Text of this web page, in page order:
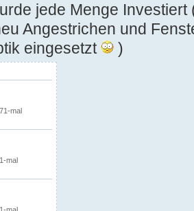
jede Menge
Angestrichen und
eingesetzt
)
mal
mal